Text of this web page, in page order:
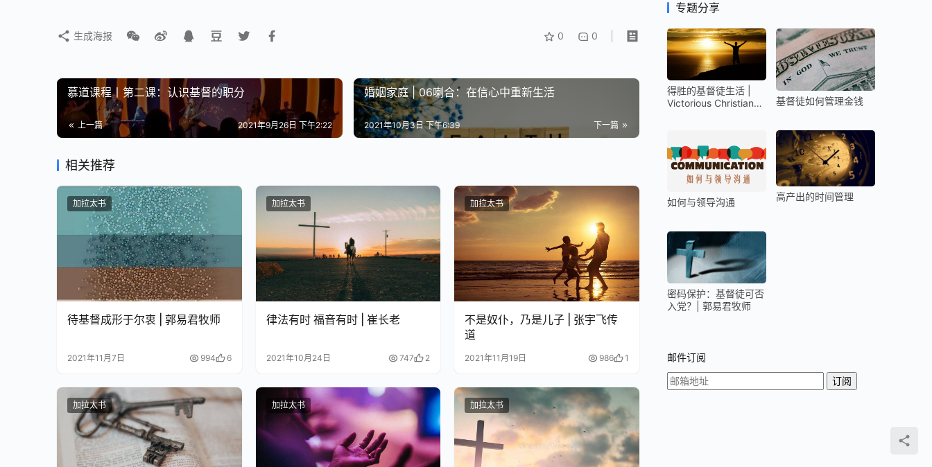
0 0
生成海报
慕道课程丨第二课：认识基督的职分
上一篇 2021年9月26日 下午2:22
婚姻家庭 | 06喇合：在信心中重新生活
下一篇
2021年10月3日 下午6:39
相关推荐
加拉太书
待基督成形于尔衷 | 郭易君牧师
2021年11月7日 994 6
加拉太书
律法有时 福音有时 | 崔长老
2021年10月24日 747 2
加拉太书
不是奴仆，乃是儿子 | 张宇飞传
道
2021年11月19日 986 1
加拉太书 加拉太书 加拉太书
专题分享
得胜的基督徒生活 |
Victorious Christian
基督徒如何管理金钱
如何与领导沟通 高产出的时间管理
密码保护：基督徒可否
入党？| 郭易君牧师
邮件订阅